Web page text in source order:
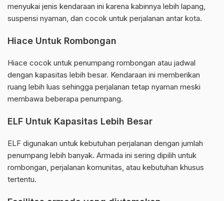
menyukai jenis kendaraan ini karena kabinnya lebih lapang,
suspensi nyaman, dan cocok untuk perjalanan antar kota.
Hiace Untuk Rombongan
Hiace cocok untuk penumpang rombongan atau jadwal
dengan kapasitas lebih besar. Kendaraan ini memberikan
ruang lebih luas sehingga perjalanan tetap nyaman meski
membawa beberapa penumpang.
ELF Untuk Kapasitas Lebih Besar
ELF digunakan untuk kebutuhan perjalanan dengan jumlah
penumpang lebih banyak. Armada ini sering dipilih untuk
rombongan, perjalanan komunitas, atau kebutuhan khusus
tertentu.